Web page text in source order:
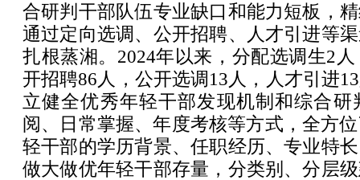
合研判干部队伍专业缺口和能力短板，
通过定向选调、公开招聘、人才引进等
扎根蒸湘。2024年以来，分配选调生2
开招聘86人，公开选调13人，人才引进
立健全优秀年轻干部发现机制和综合研
阅、日常掌握、年度考核等方式，全方
轻干部的学历背景、任职经历、专业特
做大做优年轻干部存量，分类别、分层